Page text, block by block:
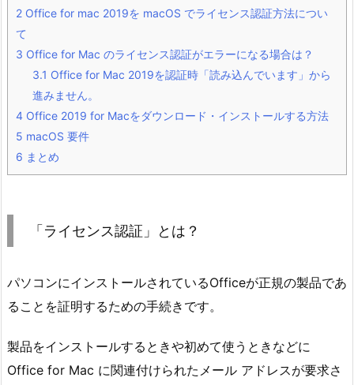
2 Office for mac 2019を macOS でライセンス認証方法につい
て
3 Office for Mac のライセンス認証がエラーになる場合は？
3.1 Office for Mac 2019を認証時「読み込んでいます」から
進みません。
4 Office 2019 for Macをダウンロード・インストールする方法
5 macOS 要件
6 まとめ
「ライセンス認証」とは？
パソコンにインストールされているOfficeが正規の製品であ
ることを証明するための手続きです。
製品をインストールするときや初めて使うときなどに
Office for Mac に関連付けられたメール アドレスが要求さ